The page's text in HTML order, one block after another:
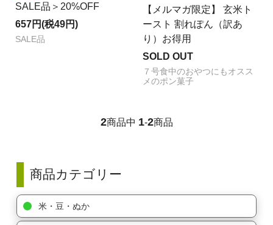
SALE品＞20%OFF
657円(税49円)
SALE品
【メルマガ限定】 玄米ト
ースト 割れぽん（訳あ
り）お得用
SOLD OUT
７号食中のおやつにもオスス
メのポン菓子
2商品中 1-2商品
商品カテゴリー
米・豆・ぬか